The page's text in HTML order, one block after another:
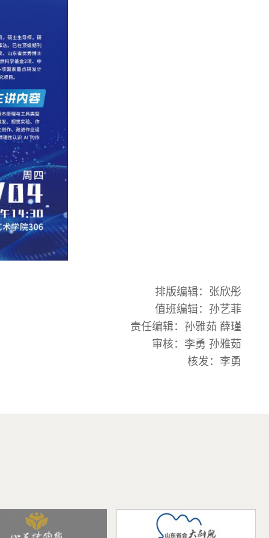
排版编辑：张欣彤
值班编辑：孙艺菲
责任编辑：孙雅茹 薛瑾
审核：李勇 孙雅茹
核发：李勇